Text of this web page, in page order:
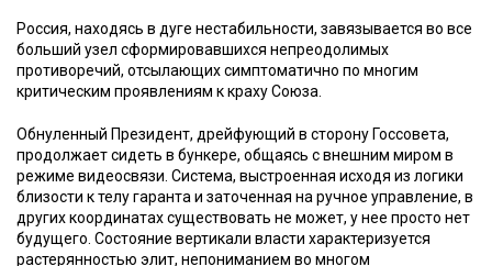
Россия, находясь в дуге нестабильности, завязывается во все
больший узел сформировавшихся непреодолимых
противоречий, отсылающих симптоматично по многим
критическим проявлениям к краху Союза.
Обнуленный Президент, дрейфующий в сторону Госсовета,
продолжает сидеть в бункере, общаясь с внешним миром в
режиме видеосвязи. Система, выстроенная исходя из логики
близости к телу гаранта и заточенная на ручное управление, в
других координатах существовать не может, у нее просто нет
будущего. Состояние вертикали власти характеризуется
растерянностью элит, непониманием во многом